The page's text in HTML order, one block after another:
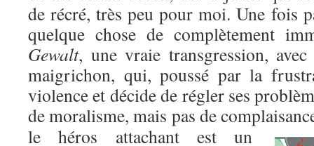
de récré, très peu pour moi. Une fois
quelque chose de complètement
Gewalt, une vraie transgression,
maigrichon, qui, poussé par la
violence et décide de régler ses
de moralisme, mais pas de
le héros attachant est un